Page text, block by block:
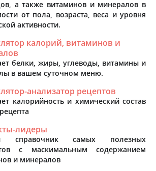
а также витаминов и минералов в
от пола, возраста, веса и уровня
активности.
калорий, витаминов и
белки, жиры, углеводы, витамины и
в вашем суточном меню.
анализатор рецептов
калорийность и химический состав
лидеры
справочник самых полезных
с маскимальным содержанием
и минералов